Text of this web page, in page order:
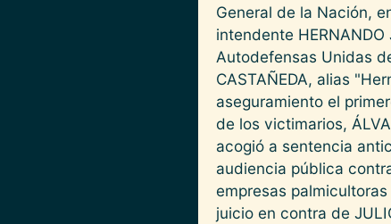
General de la Nación,
intendente
Autodefensas Unidas
CASTAÑEDA, alias
aseguramiento el
de los victimarios,
acogió a sentencia
audiencia pública
empresas
juicio en contra de